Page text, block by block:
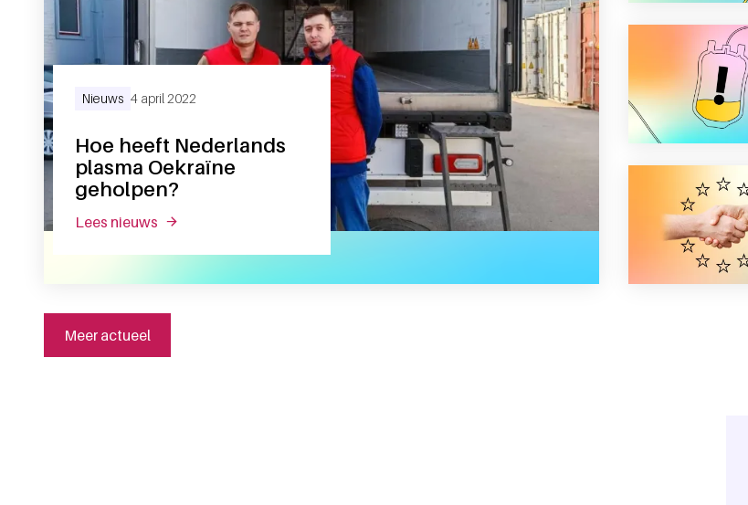
Hoe heeft Nederlands
plasma Oekraïne
geholpen?
Nieuws 4 april 2022
lees nieuws over hoe heeft nederlands plasma oekraïne geholpen?
Meer actueel